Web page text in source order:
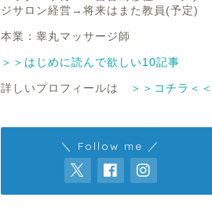
ジサロン経営→将来はまた教員(予定)
本業：睾丸マッサージ師
＞＞はじめに読んで欲しい10記事
詳しいプロフィールは ＞＞コチラ＜＜
＼ Follow me ／